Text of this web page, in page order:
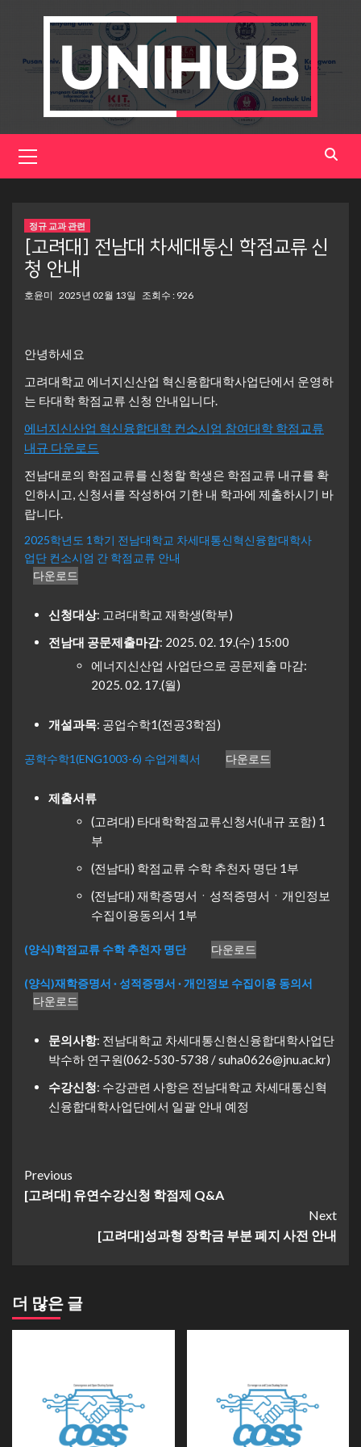
Menu
정규 교과 관련
[고려대] 전남대 차세대통신 학점교류 신
청 안내
호윤미 2025년 02월 13일 조회수 : 926
안녕하세요
고려대학교 에너지신산업 혁신융합대학사업단에서 운영하
는 타대학 학점교류 신청 안내입니다.
에너지신산업 혁신융합대학 컨소시엄 참여대학 학점교류
내규 다운로드
전남대로의 학점교류를 신청할 학생은 학점교류 내규를 확
인하시고, 신청서를 작성하여 기한 내 학과에 제출하시기 바
랍니다.
2025학년도 1학기 전남대학교 차세대통신혁신융합대학사
업단 컨소시엄 간 학점교류 안내
다운로드
신청대상: 고려대학교 재학생(학부)
전남대 공문제출마감: 2025. 02. 19.(수) 15:00
에너지신산업 사업단으로 공문제출 마감:
2025. 02. 17.(월)
개설과목: 공업수학1(전공3학점)
공학수학1(ENG1003-6) 수업계획서 다운로드
제출서류
(고려대) 타대학학점교류신청서(내규 포함) 1
부
(전남대) 학점교류 수학 추천자 명단 1부
(전남대) 재학증명서ㆍ성적증명서ㆍ개인정보
수집이용동의서 1부
(양식)학점교류 수학 추천자 명단 다운로드
(양식)재학증명서 · 성적증명서 · 개인정보 수집이용 동의서
다운로드
문의사항: 전남대학교 차세대통신현신융합대학사업단
박수하 연구원(062-530-5738 / suha0626@jnu.ac.kr)
수강신청: 수강관련 사항은 전남대학교 차세대통신혁
신융합대학사업단에서 일괄 안내 예정
Continue
Reading
Previous
[고려대] 유연수강신청 학점제 Q&A
Next
[고려대]성과형 장학금 부분 폐지 사전 안내
더 많은 글